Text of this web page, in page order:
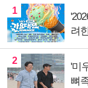
1
려
2
'미
뼈